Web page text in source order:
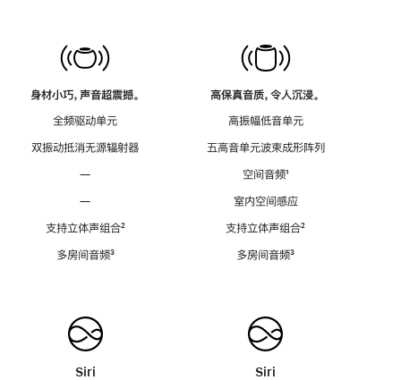
身材小巧，声音超震撼。
全频驱动单元
双振动抵消无源辐射器
—
—
支持立体声组合脚
²
多房间音频脚
³
Siri
高保真音质，令人沉浸。
高振幅低音单元
五高音单元波束成形阵列
空间音频脚
¹
室内空间感应
支持立体声组合脚
²
多房间音频脚
³
Siri